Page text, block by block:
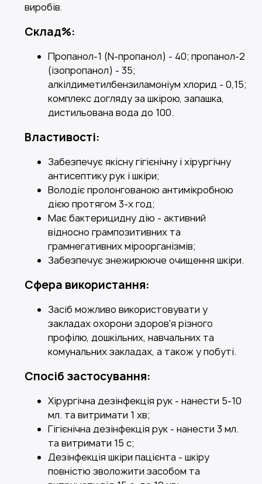
виробів.
Склад%:
Пропанол-1 (N-пропанол) - 40; пропанол-2
(ізопропанол) - 35;
алкілдиметилбензиламоніум хлорид - 0,15;
комплекс догляду за шкірою, запашка,
дистильована вода до 100.
Властивості:
Забезпечує якісну гігієнічну і хірургічну
антисептику рук і шкіри;
Володіє пролонгованою антимікробною
дією протягом 3-х год;
Має бактерицидну дію - активний
відносно грампозитивних та
грамнегативних міроорганізмів;
Забезпечує знежирююче очищення шкіри.
Сфера використання:
Засіб можливо використовувати у
закладах охорони здоров'я різного
профілю, дошкільних, навчальних та
комунальних закладах, а також у побуті.
Спосіб застосування:
Хірургічна дезінфекція рук - нанести 5-10
мл. та витримати 1 хв;
Гігієнічна дезінфекція рук - нанести 3 мл.
та витримати 15 с;
Дезінфекція шкіри пацієнта - шкіру
повністю зволожити засобом та